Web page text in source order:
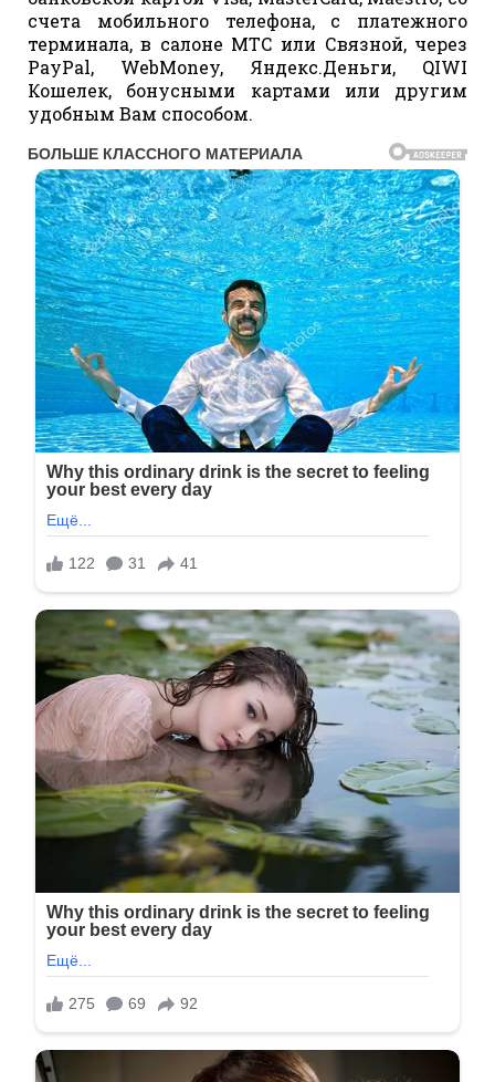
счета мобильного телефона, с платежного
терминала, в салоне МТС или Связной, через
PayPal, WebMoney, Яндекс.Деньги, QIWI
Кошелек, бонусными картами или другим
удобным Вам способом.